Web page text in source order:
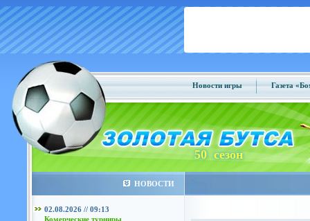
Новости игры Газета
50 сезон
НОВОСТИ
02.08.2026 // 09:13
Комерческие турниры